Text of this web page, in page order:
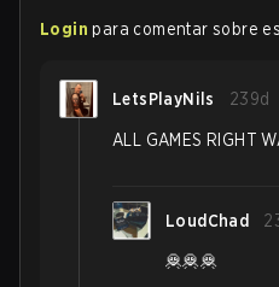
Login para comentar sobre
LetsPlayNils 239d
ALL GAMES RIGHT
LoudChad
🦧🦧🦧